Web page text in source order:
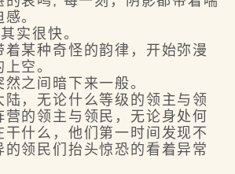
。
很快。
某种奇怪的韵律，开始弥漫
空。
间暗下来一般。
，无论什么等级的领主与领
营的领主与领民，无论身处何
干什么，他们第一时间发现不
的领民们抬头惊恐的看着异常